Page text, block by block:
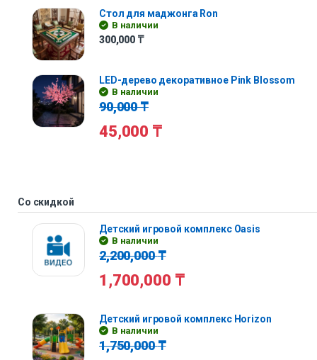
Стол для маджонга Ron
В наличии
300,000 ₸
LED-дерево декоративное Pink Blossom
В наличии
90,000₸
45,000 ₸
Со скидкой
Детский игровой комплекс Oasis
В наличии
2,200,000₸
1,700,000 ₸
Детский игровой комплекс Horizon
В наличии
1,750,000₸